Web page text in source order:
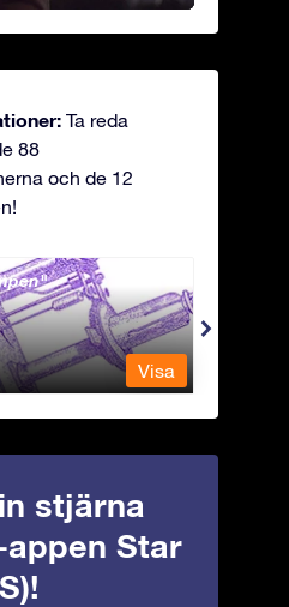
Ta reda
88
och de 12
Visa
stjärna
appen Star